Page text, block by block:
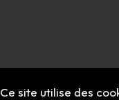
Ce site utilise des